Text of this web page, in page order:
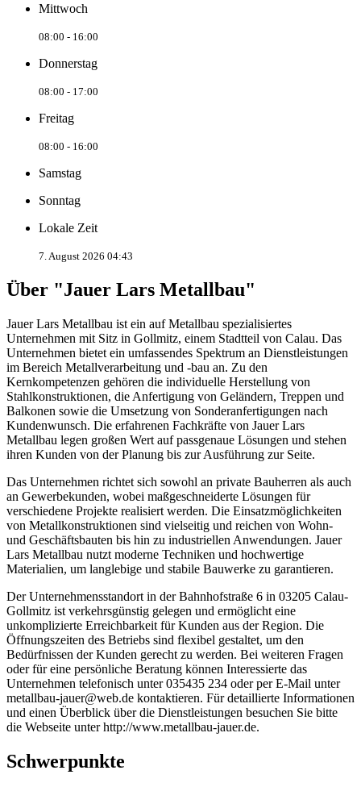
Mittwoch
08:00 - 16:00
Donnerstag
08:00 - 17:00
Freitag
08:00 - 16:00
Samstag
Sonntag
Lokale Zeit
7. August 2026 04:43
Über "Jauer Lars Metallbau"
Jauer Lars Metallbau ist ein auf Metallbau spezialisiertes
Unternehmen mit Sitz in Gollmitz, einem Stadtteil von Calau. Das
Unternehmen bietet ein umfassendes Spektrum an Dienstleistungen
im Bereich Metallverarbeitung und -bau an. Zu den
Kernkompetenzen gehören die individuelle Herstellung von
Stahlkonstruktionen, die Anfertigung von Geländern, Treppen und
Balkonen sowie die Umsetzung von Sonderanfertigungen nach
Kundenwunsch. Die erfahrenen Fachkräfte von Jauer Lars
Metallbau legen großen Wert auf passgenaue Lösungen und stehen
ihren Kunden von der Planung bis zur Ausführung zur Seite.
Das Unternehmen richtet sich sowohl an private Bauherren als auch
an Gewerbekunden, wobei maßgeschneiderte Lösungen für
verschiedene Projekte realisiert werden. Die Einsatzmöglichkeiten
von Metallkonstruktionen sind vielseitig und reichen von Wohn-
und Geschäftsbauten bis hin zu industriellen Anwendungen. Jauer
Lars Metallbau nutzt moderne Techniken und hochwertige
Materialien, um langlebige und stabile Bauwerke zu garantieren.
Der Unternehmensstandort in der Bahnhofstraße 6 in 03205 Calau-
Gollmitz ist verkehrsgünstig gelegen und ermöglicht eine
unkomplizierte Erreichbarkeit für Kunden aus der Region. Die
Öffnungszeiten des Betriebs sind flexibel gestaltet, um den
Bedürfnissen der Kunden gerecht zu werden. Bei weiteren Fragen
oder für eine persönliche Beratung können Interessierte das
Unternehmen telefonisch unter 035435 234 oder per E-Mail unter
metallbau-jauer@web.de kontaktieren. Für detaillierte Informationen
und einen Überblick über die Dienstleistungen besuchen Sie bitte
die Webseite unter http://www.metallbau-jauer.de.
Schwerpunkte